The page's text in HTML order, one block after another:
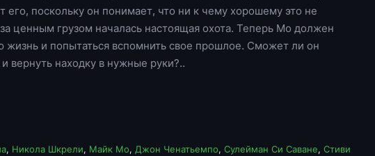
его, поскольку он понимает, что ни к чему хорошему это не
ценным грузом началась настоящая охота. Теперь Мо должен
жизнь и попытаться вспомнить свое прошлое. Сможет ли он
вернуть находку в нужные руки?..
, Никола Шкрели, Майк Мо, Джон Ченатьемпо, Сулейман Си Саване, Стиви